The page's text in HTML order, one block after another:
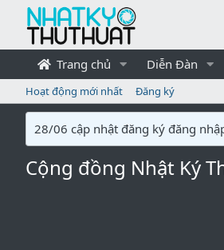
Trang chủ Diễn Đàn
Hoạt động mới nhất Đăng ký
28/06 cập nhật đăng ký đăng
Cộng đồng Nhật Ký